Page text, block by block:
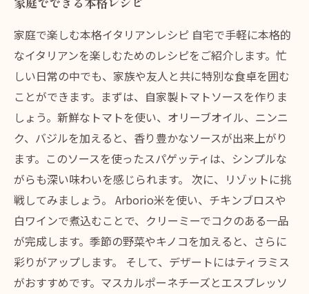
家庭で楽しむ本格イタリアンレシピ 自宅で手軽に本格的
なイタリアンを楽しむためのレシピをご紹介します。忙
しい日常の中でも、家族や友人と共に特別な食卓を囲む
ことができます。まずは、自家製トマトソースを作りま
しょう。新鮮なトマトを使い、オリーブオイル、ニンニ
ク、バジルを加えると、香り豊かなソースが出来上がり
ます。このソースを使ったスパゲッティは、シンプルな
がらも深い味わいを感じられます。 次に、リゾットに挑
戦してみましょう。 Arborio米を使い、チキンブロスや
白ワインで煮込むことで、クリーミーでコクのある一品
が完成します。季節の野菜やキノコを加えると、さらに
彩りがアップします。 そして、デザートにはティラミス
がおすすめです。マスカルポーネチーズとエスプレッソ